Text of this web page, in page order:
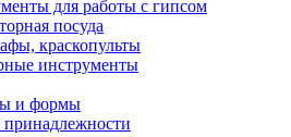
для работы с гипсом
посуда
краскопульты
инструменты
и формы
принадлежности